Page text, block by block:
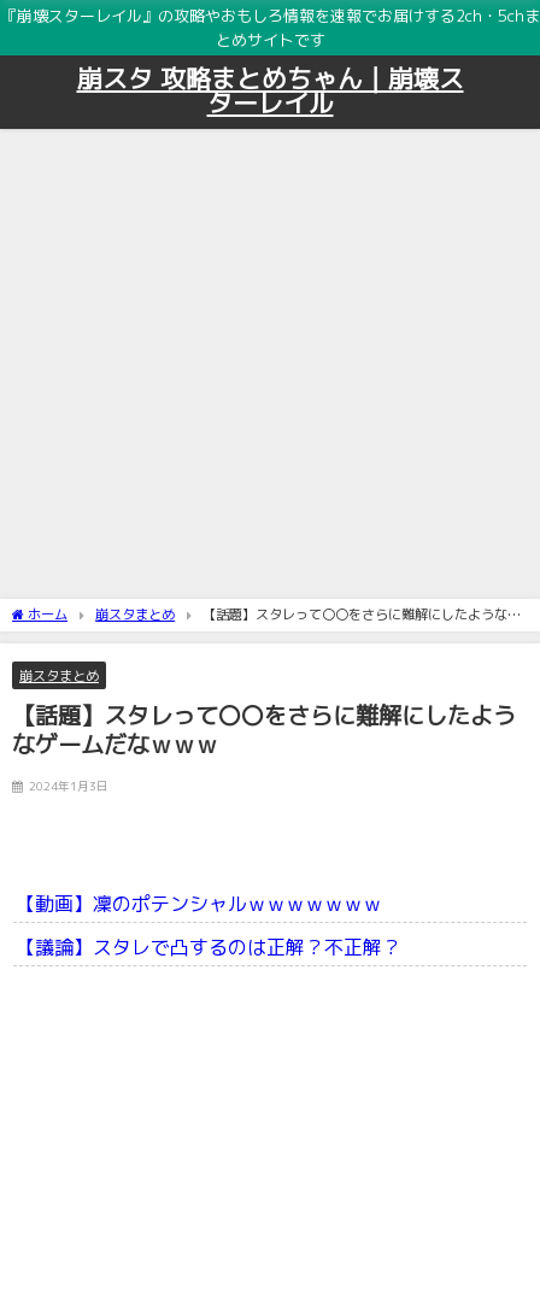
『崩壊スターレイル』の攻略やおもしろ情報を速報でお届けする2ch・5chま
とめサイトです
崩スタ 攻略まとめちゃん｜崩壊ス
ターレイル
ホーム 崩スタまとめ
【話題】スタレって〇〇をさらに難解にしたようなゲ
ームだなｗｗｗ
崩スタまとめ
【話題】スタレって〇〇をさらに難解にしたよう
なゲームだなｗｗｗ
2024年1月3日
【動画】凜のポテンシャルｗｗｗｗｗｗｗ
【議論】スタレで凸するのは正解？不正解？